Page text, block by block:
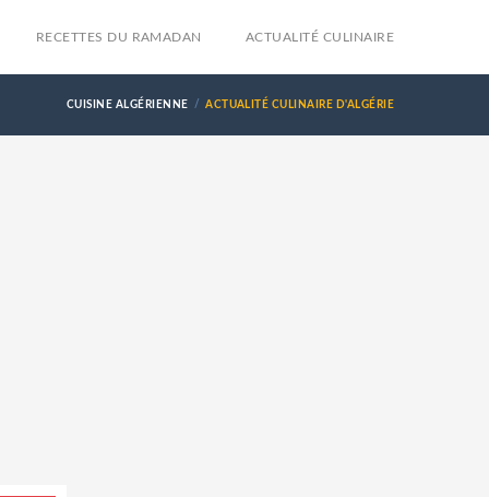
RECETTES DU RAMADAN ACTUALITÉ CULINAIRE
CUISINE ALGÉRIENNE ACTUALITÉ CULINAIRE D'ALGÉRIE